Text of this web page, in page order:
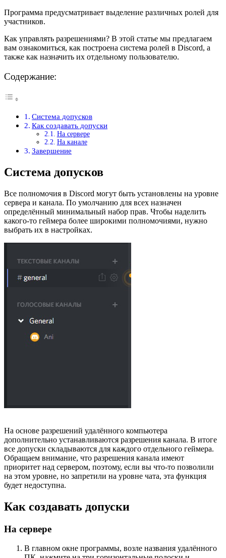
Программа предусматривает выделение различных ролей для
участников.
Как управлять разрешениями? В этой статье мы предлагаем
вам ознакомиться, как построена система ролей в Discord, а
также как назначить их отдельному пользователю.
Содержание:
Система допусков
Как создавать допуски
На сервере
На канале
Завершение
Система допусков
Все полномочия в Discord могут быть установлены на уровне
сервера и канала. По умолчанию для всех назначен
определённый минимальный набор прав. Чтобы наделить
какого-то геймера более широкими полномочиями, нужно
выбрать их в настройках.
На основе разрешений удалённого компьютера
дополнительно устанавливаются разрешения канала. В итоге
все допуски складываются для каждого отдельного геймера.
Обращаем внимание, что разрешения канала имеют
приоритет над сервером, поэтому, если вы что-то позволили
на этом уровне, но запретили на уровне чата, эта функция
будет недоступна.
Как создавать допуски
На сервере
В главном окне программы, возле названия удалённого